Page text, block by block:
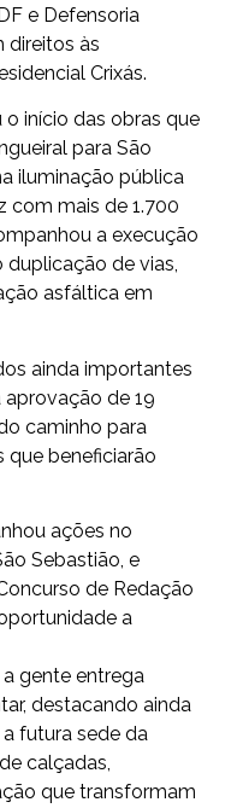
e Defensoria
direitos às
Crixás.
início das obras que
para São
iluminação pública
com mais de 1.700
a execução
de vias,
asfáltica em
ainda importantes
de 19
caminho para
que beneficiarão
ações no
Sebastião, e
de Redação
a
gente entrega
destacando ainda
futura sede da
calçadas,
que transformam